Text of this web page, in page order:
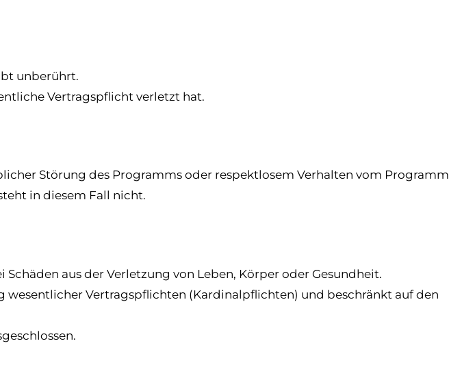
unberührt.
Vertragspflicht verletzt hat.
Störung des Programms oder respektlosem Verhalten vom Programm
in diesem Fall nicht.
aus der Verletzung von Leben, Körper oder Gesundheit.
Vertragspflichten (Kardinalpflichten) und beschränkt auf den